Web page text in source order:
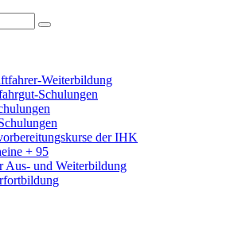
Weiterbildung
Schulungen
der IHK
+ 95
Aus- und Weiterbildung